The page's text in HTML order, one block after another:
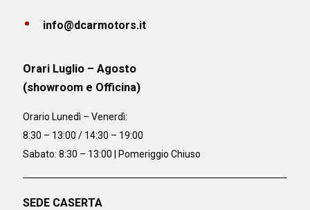
info@dcarmotors.it
Orari Luglio – Agosto
(showroom e Officina)
Orario Lunedì – Venerdì:
8:30 – 13:00 / 14:30 – 19:00
Sabato: 8:30 – 13:00 | Pomeriggio Chiuso
SEDE CASERTA